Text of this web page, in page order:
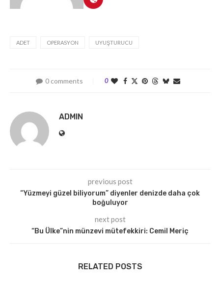
ADET OPERASYON UYUŞTURUCU
0 comments 0
ADMIN
previous post
“Yüzmeyi güzel biliyorum” diyenler denizde daha çok
boğuluyor
next post
“Bu Ülke”nin münzevi mütefekkiri: Cemil Meriç
RELATED POSTS